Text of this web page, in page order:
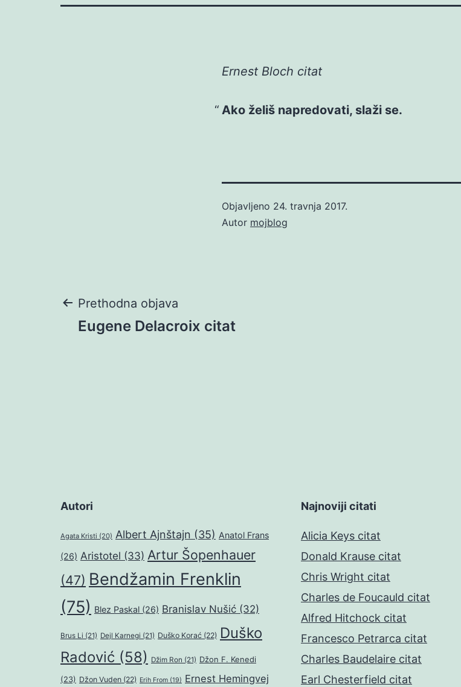
Ernest Bloch citat
Ako želiš napredovati, slaži se.
Objavljeno 24. travnja 2017.
Autor mojblog
Navigacija
Prethodna objava
Eugene Delacroix citat
Autori
Agata Kristi (20) Albert Ajnštajn (35) Anatol Frans
(26) Aristotel (33) Artur Šopenhauer
(47) Bendžamin Frenklin
(75) Blez Paskal (26) Branislav Nušić (32)
Brus Li (21) Dejl Karnegi (21) Duško Korać (22) Duško
Radović (58) Džim Ron (21) Džon F. Kenedi
(23) Džon Vuden (22) Erih From (19) Ernest Hemingvej
Najnoviji citati
Alicia Keys citat
Donald Krause citat
Chris Wright citat
Charles de Foucauld citat
Alfred Hitchock citat
Francesco Petrarca citat
Charles Baudelaire citat
Earl Chesterfield citat